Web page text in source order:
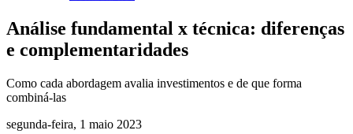
Análise fundamental x técnica: diferenças
e complementaridades
Como cada abordagem avalia investimentos e de que forma
combiná-las
segunda-feira, 1 maio 2023